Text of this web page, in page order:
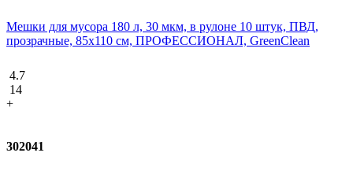
Мешки для мусора 180 л, 30 мкм, в рулоне 10 штук, ПВД,
прозрачные, 85х110 см, ПРОФЕССИОНАЛ, GreenClean
4.7
14
+
302041